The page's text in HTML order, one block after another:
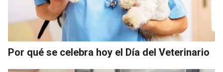
Por qué se celebra hoy el Día del Veterinario